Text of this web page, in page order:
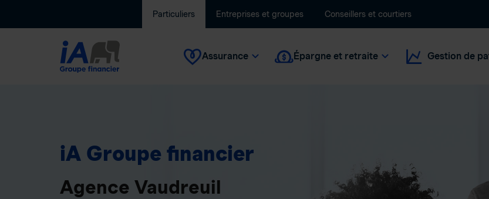
Particuliers Entreprises et groupes Conseillers et courtiers
Assurance Épargne et retraite Gestion de
iA Groupe financier
Agence Vaudreuil